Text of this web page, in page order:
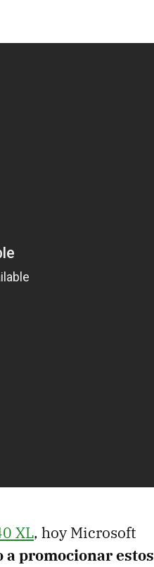
XL, hoy Microsoft
promocionar estos